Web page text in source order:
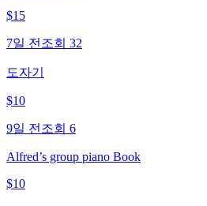
$15
7일 전 조회 32
도자기
$10
9일 전 조회 6
Alfred’s group piano Book
$10